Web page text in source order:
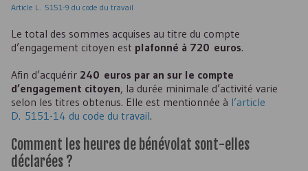
Article L. 5151-9 du code du travail
Le total des sommes acquises au titre du compte
d’engagement citoyen est plafonné à 720 euros.
Afin d’acquérir 240 euros par an sur le compte
d’engagement citoyen, la durée minimale d’activité varie
selon les titres obtenus. Elle est mentionnée à l’article
D. 5151-14 du code du travail.
Comment les heures de bénévolat sont-elles
déclarées ?